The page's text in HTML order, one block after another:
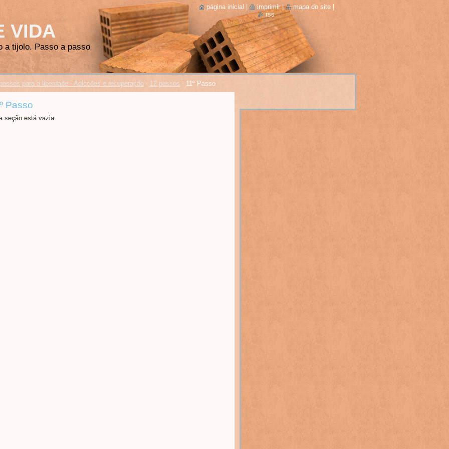
VIDA
a tijolo. Passo a passo
para a liberdade - Adicções e recuperação - 12 passos - 11º Passo
Passo
seção está vazia.
página inicial imprimir | mapa do site
rss